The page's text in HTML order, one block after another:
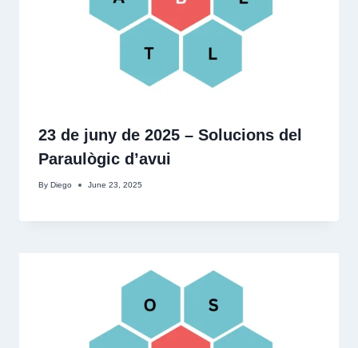
23 de juny de 2025 – Solucions del
Paraulògic d’avui
By Diego June 23, 2025